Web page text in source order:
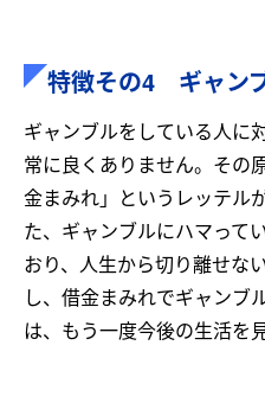
特徴その4 ギャン
ギャンブルをしている人に
常に良くありません。その
金まみれ」というレッテル
た、ギャンブルにハマって
おり、人生から切り離せな
し、借金まみれでギャンブ
は、もう一度今後の生活を